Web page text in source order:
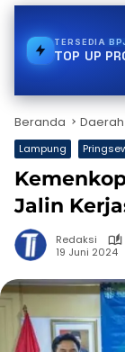
TERSEDIA
TOP UP
Beranda Daerah
Lampung
Jalin
Redaksi
19 Juni 2024